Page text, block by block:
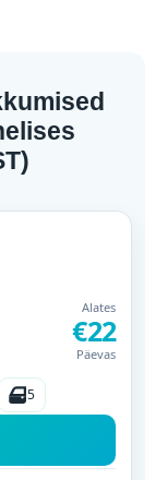
Alates
€22
Päevas
5